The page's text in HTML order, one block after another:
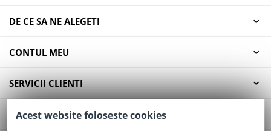
DE CE SA NE ALEGETI
CONTUL MEU
SERVICII CLIENTI
CONTACT
Acest website foloseste cookies